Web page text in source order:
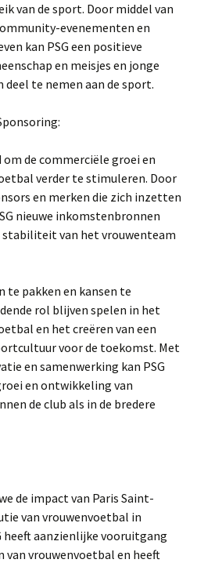
van de sport. Door middel van
evenementen en
kan PSG een positieve
en meisjes en jonge
te nemen aan de sport.
om de commerciële groei en
verder te stimuleren. Door
en merken die zich inzetten
nieuwe inkomstenbronnen
stabiliteit van het vrouwenteam
te pakken en kansen te
rol blijven spelen in het
en het creëren van een
voor de toekomst. Met
en samenwerking kan PSG
en ontwikkeling van
de club als in de bredere
de impact van Paris Saint-
van vrouwenvoetbal in
heeft aanzienlijke vooruitgang
van vrouwenvoetbal en heeft